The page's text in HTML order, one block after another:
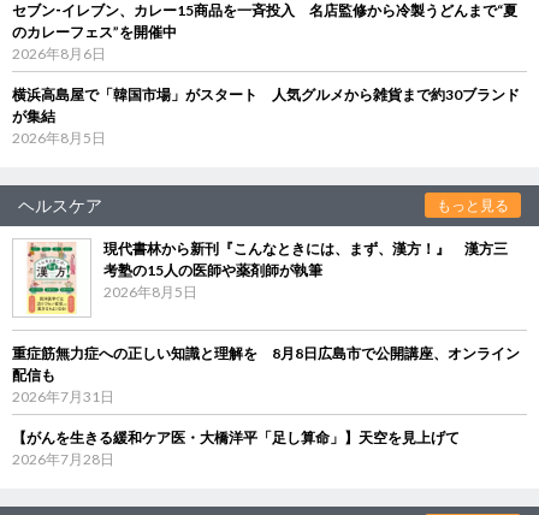
セブン‐イレブン、カレー15商品を一斉投入 名店監修から冷製うどんまで“夏
のカレーフェス”を開催中
2026年8月6日
横浜高島屋で「韓国市場」がスタート 人気グルメから雑貨まで約30ブランド
が集結
2026年8月5日
ヘルスケア もっと見る
現代書林から新刊『こんなときには、まず、漢方！』 漢方三
考塾の15人の医師や薬剤師が執筆
2026年8月5日
重症筋無力症への正しい知識と理解を 8月8日広島市で公開講座、オンライン
配信も
2026年7月31日
【がんを生きる緩和ケア医・大橋洋平「足し算命」】天空を見上げて
2026年7月28日